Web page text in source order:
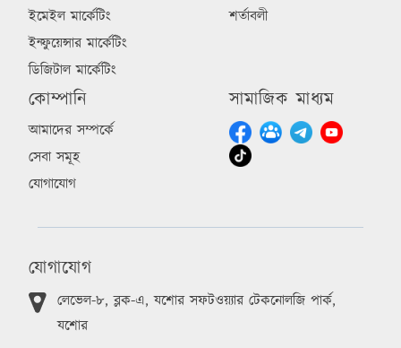
ইমেইল মার্কেটিং
ইন্ফুয়েন্সার মার্কেটিং
ডিজিটাল মার্কেটিং
শর্তাবলী
কোম্পানি
আমাদের সম্পর্কে
সেবা সমূহ
যোগাযোগ
সামাজিক মাধ্যম
যোগাযোগ
লেভেল-৮, ব্লক-এ, যশোর সফটওয়্যার টেকনোলজি পার্ক,
যশোর